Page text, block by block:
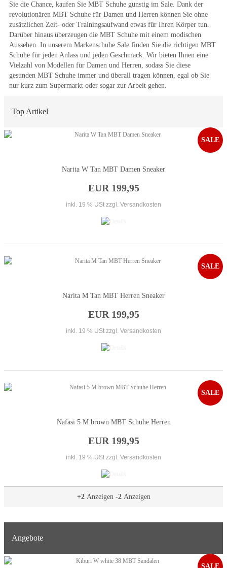
Sie die Chance, kaufen Sie MBT Schuhe günstig im Sale. Dank der
revolutionären MBT Schuhe für Damen und Herren können Sie ohne
zusätzlichen Zeit- oder Trainingsaufwand etwas für Ihren Körper tun.
Darüber hinaus überzeugen die MBT Schuhe mit einem modischen
Aussehen. In unserem Markenschuhe Sale finden Sie die richtigen MBT
Schuhe für jeden Anlass und jeden Geschmack. Wir bieten Ihnen eine
Vielzahl von Modellen für Damen und Herren, sodass Sie diese
gesunden MBT Schuhe immer und überall tragen können, egal ob Sie
nur kurz zum Supermarkt oder sogar zur Arbeit gehen.
Top Artikel
Narita W Tan MBT Damen Sneaker
EUR 199,95
inkl. 19 % USt zzgl. Versandkosten
SALE
Narita M Tan MBT Herren Sneaker
EUR 199,95
inkl. 19 % USt zzgl. Versandkosten
SALE
Nafasi 5 M brown MBT Schuhe Herren
EUR 199,95
inkl. 19 % USt zzgl. Versandkosten
SALE
+2Anzeigen -2Anzeigen
Angebote
SALE